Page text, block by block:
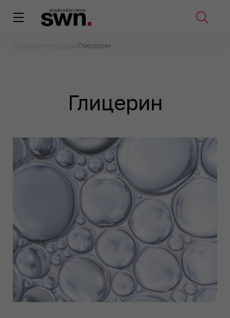
Глицерин
Глицерин